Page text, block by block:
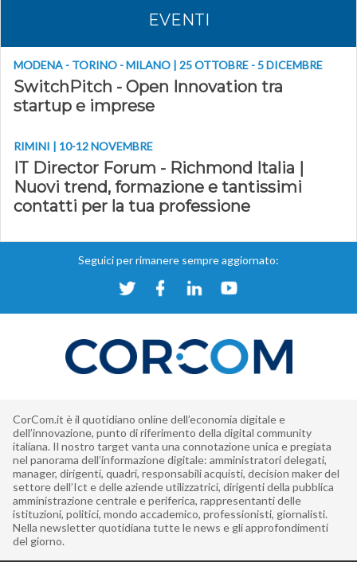
EVENTI
MODENA - TORINO - MILANO | 25 OTTOBRE - 5 DICEMBRE
SwitchPitch - Open Innovation tra
startup e imprese
RIMINI | 10-12 NOVEMBRE
IT Director Forum - Richmond Italia |
Nuovi trend, formazione e tantissimi
contatti per la tua professione
Seguici per rimanere sempre aggiornato:
CorCom.it è il quotidiano online dell’economia digitale e
dell’innovazione, punto di riferimento della digital community
italiana. Il nostro target vanta una connotazione unica e pregiata
nel panorama dell’informazione digitale: amministratori delegati,
manager, dirigenti, quadri, responsabili acquisti, decision maker del
settore dell’Ict e delle aziende utilizzatrici, dirigenti della pubblica
amministrazione centrale e periferica, rappresentanti delle
istituzioni, politici, mondo accademico, professionisti, giornalisti.
Nella newsletter quotidiana tutte le news e gli approfondimenti
del giorno.